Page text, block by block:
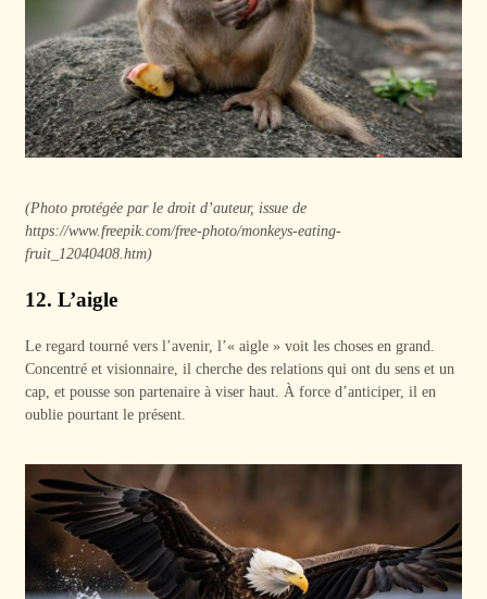
(Photo protégée par le droit d’auteur, issue de
https://www.freepik.com/free-photo/monkeys-eating-
fruit_12040408.htm)
12. L’aigle
Le regard tourné vers l’avenir, l’« aigle » voit les choses en grand.
Concentré et visionnaire, il cherche des relations qui ont du sens et un
cap, et pousse son partenaire à viser haut. À force d’anticiper, il en
oublie pourtant le présent.